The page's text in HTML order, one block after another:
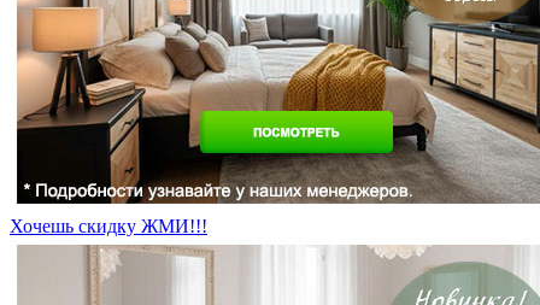
Хочешь скидку ЖМИ!!!